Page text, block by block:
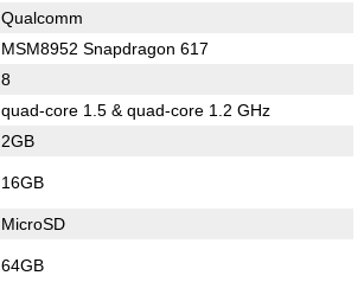
Qualcomm
MSM8952 Snapdragon 617
8
quad-core 1.5 & quad-core 1.2 GHz
2GB
16GB
MicroSD
64GB